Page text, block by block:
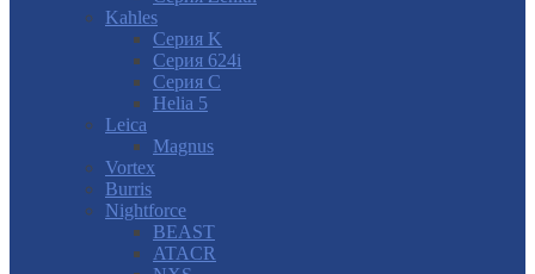
Kahles
Серия K
Серия 624i
Серия С
Helia 5
Leica
Magnus
Vortex
Burris
Nightforce
BEAST
ATACR